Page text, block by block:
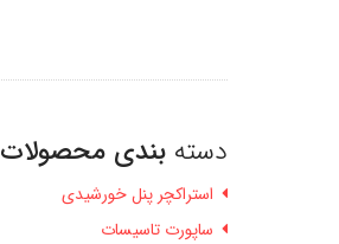
دسته بندی محصولات
استراکچر پنل خورشیدی
ساپورت تاسیسات